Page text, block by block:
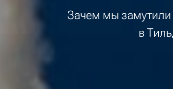
Зачем мы замутили
в